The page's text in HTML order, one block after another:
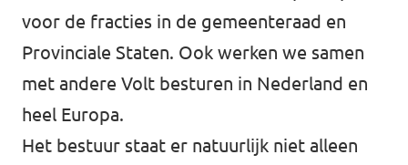
Volt Woerden
Volt Zeist
Volt Nederland
Vacatures
Volt Amersfoort
Volt Baarn
voor de fracties in de gemeenteraad en
Provinciale Staten. Ook werken we samen
met andere Volt besturen in Nederland en
heel Europa.
Het bestuur staat er natuurlijk niet alleen